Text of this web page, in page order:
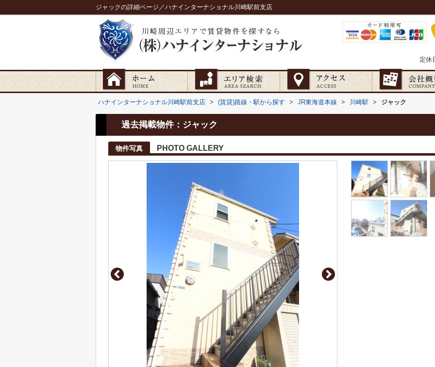
ジャックの詳細ページ／ハナインターナショナル川崎駅前支店
定休
ハナインターナショナル川崎駅前支店 > (賃貸)路線・駅から探す > JR東海道本線 > 川崎駅 > ジャック
過去掲載物件：ジャック
物件写真 PHOTO GALLERY